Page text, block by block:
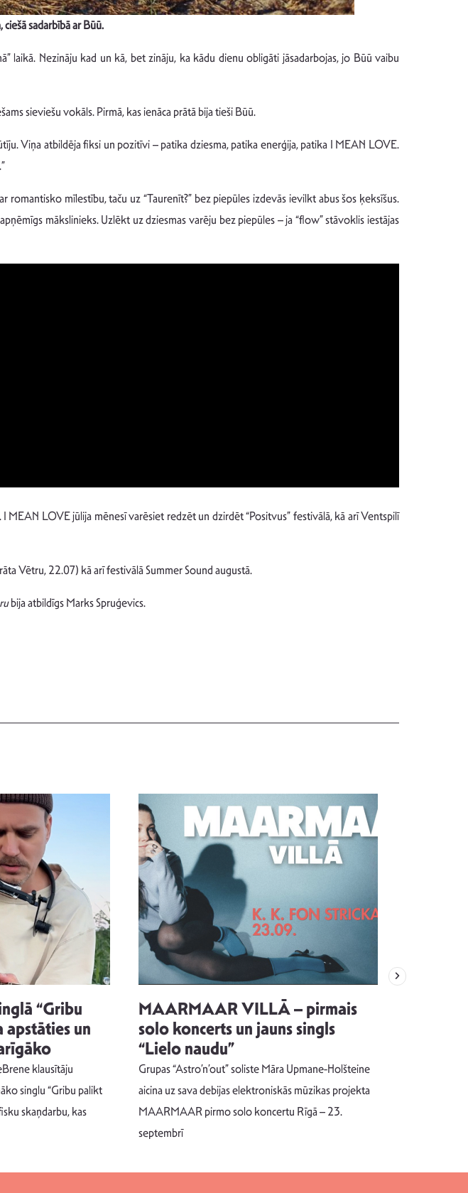
sadarbībā ar Būū.
Nezināju kad un kā, bet zināju, ka kādu dienu obligāti jāsadarbojas, jo Būū vaibu
sieviešu vokāls. Pirmā, kas ienāca prātā bija tieši Būū.
Viņa atbildēja fiksi un pozitīvi – patika dziesma, patika enerģija, patika I MEAN LOVE.
mīlestību, taču uz “Taurenīt?” bez piepūles izdevās ievilkt abus šos ķeksīšus.
mākslinieks. Uzlēkt uz dziesmas varēju bez piepūles – ja “flow” stāvoklis iestājas
LOVE jūlija mēnesī varēsiet redzēt un dzirdēt “Positvus” festivālā, kā arī Ventspilī
Vētru, 22.07) kā arī festivālā Summer Sound augustā.
bija atbildīgs Marks Spruģevics.
“Gribu
apstāties un
klausītāju
singlu “Gribu palikt
skaņdarbu, kas
MAARMAAR VILLĀ – pirmais
solo koncerts un jauns singls
“Lielo naudu”
Grupas “Astro’n’out” soliste Māra Upmane-Holšteine
aicina uz sava debijas elektroniskās mūzikas projekta
MAARMAAR pirmo solo koncertu Rīgā – 23.
septembrī